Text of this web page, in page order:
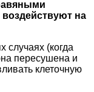
на
случаях (когда
пересушена и
клеточную